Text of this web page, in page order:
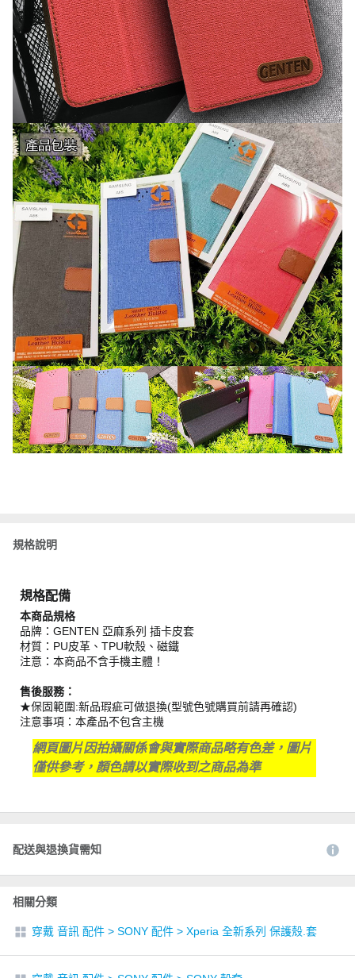
規格說明
規格配備
本商品規格
品牌：GENTEN 亞麻系列 插卡皮套
材質：PU皮革、TPU軟殼、磁鐵
注意：本商品不含手機主體！
售後服務：
★保固範圍:新品瑕疵可做退換(型號色號購買前請再確認)
注意事項：本產品不包含主機
網頁圖片因拍攝關係會與實際商品略有色差，圖片
僅供參考，顏色請以實際收到之商品為準
配送與退換貨需知
相關分類
穿戴 音訊 配件 > SONY 配件 > Xperia 全新系列 保護殼.套